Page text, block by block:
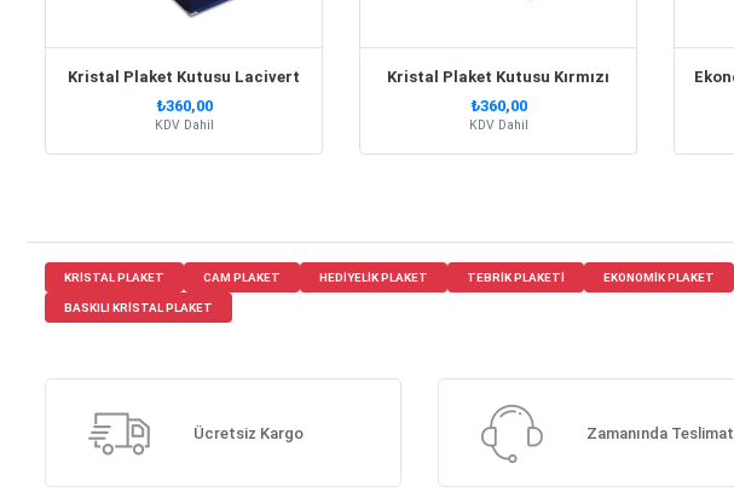
Kristal Plaket Kutusu Lacivert
₺360,00
KDV Dahil
Kristal Plaket Kutusu Kırmızı
₺360,00
KDV Dahil
KRISTAL PLAKET CAM PLAKET HEDIYELIK PLAKET TEBRIK PLAKETI EKONOMIK PLAKET
BASKILI KRISTAL PLAKET
Ücretsiz Kargo Zamanında Teslimat